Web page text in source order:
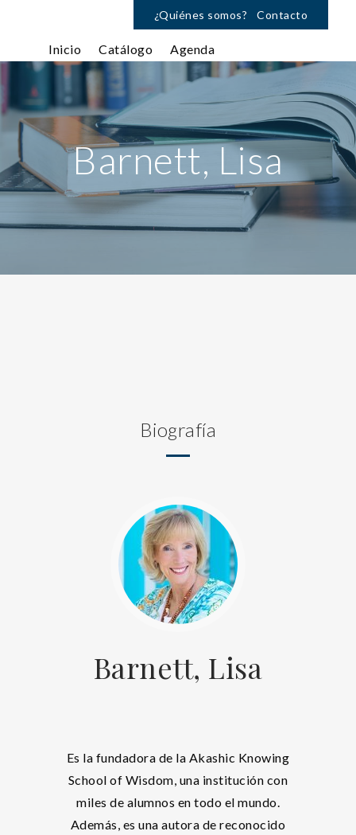
¿Quiénes somos? Contacto
Inicio Catálogo Agenda
Barnett, Lisa
Biografía
Barnett, Lisa
Es la fundadora de la Akashic Knowing
School of Wisdom, una institución con
miles de alumnos en todo el mundo.
Además, es una autora de reconocido